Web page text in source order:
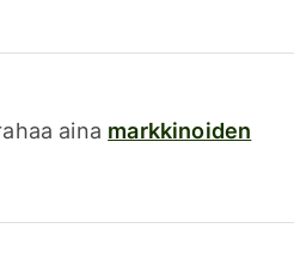
aina markkinoiden